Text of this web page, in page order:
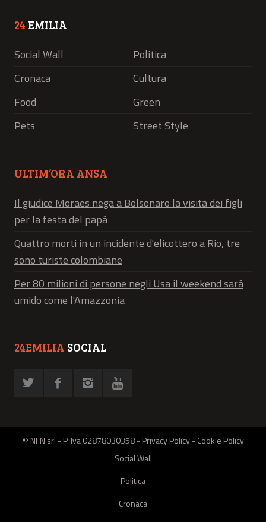
24 EMILIA
Social Wall
Politica
Cronaca
Cultura
Food
Green
Pets
Street Style
ULTIM’ORA ANSA
Il giudice Moraes nega a Bolsonaro la visita dei figli
per la festa del papà
Quattro morti in un incidente d'elicottero a Rio, tre
sono turiste colombiane
Per 80 milioni di persone negli Usa il weekend sarà
umido come l'Amazzonia
24EMILIA SOCIAL
© NFN srl - P. Iva 02878030358 -Privacy Policy-Cookie Policy
Social Wall
Politica
Cronaca